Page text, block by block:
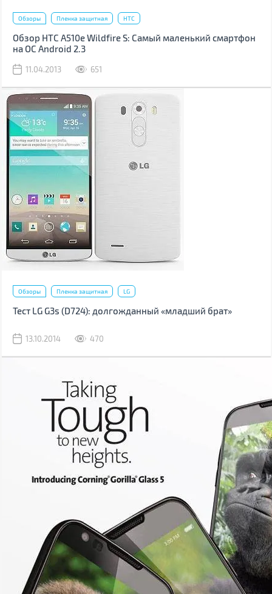
Обзоры Пленка защитная HTC
Обзор HTC A510e Wildfire S: Самый маленький смартфон
на ОС Android 2.3
11.04.2013 651
Обзоры Пленка защитная LG
Тест LG G3s (D724): долгожданный «младший брат»
13.10.2014 470